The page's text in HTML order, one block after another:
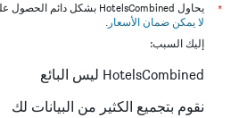
*
يحاول HotelsCombined بشكل دائم الحصول على الأسعار الدقيقة، ولكن
لا يمكن ضمان الأسعار .
إليك السبب:
HotelsCombined ليس البائع
نقوم بتجميع الكثير من البيانات لك